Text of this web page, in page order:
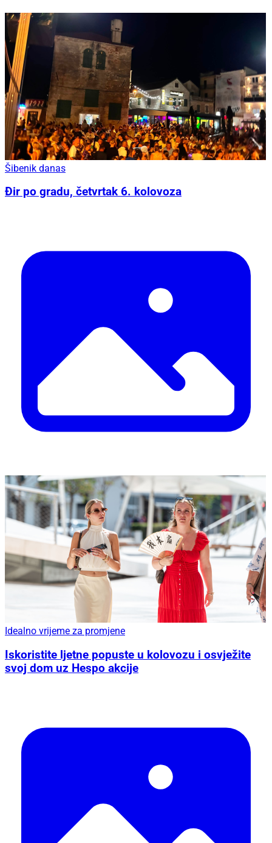
Šibenik danas
Đir po gradu, četvrtak 6. kolovoza
Idealno vrijeme za promjene
Iskoristite ljetne popuste u kolovozu i osvježite
svoj dom uz Hespo akcije